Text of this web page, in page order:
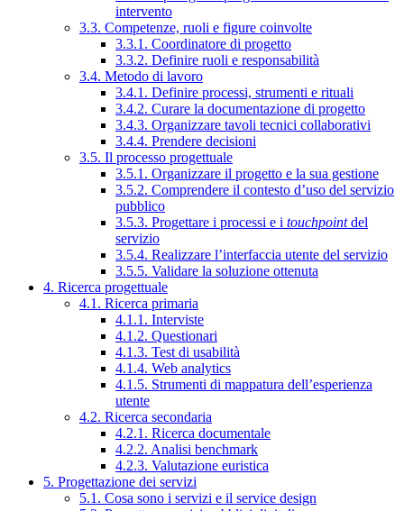
intervento
3.3. Competenze, ruoli e figure coinvolte
3.3.1. Coordinatore di progetto
3.3.2. Definire ruoli e responsabilità
3.4. Metodo di lavoro
3.4.1. Definire processi, strumenti e rituali
3.4.2. Curare la documentazione di progetto
3.4.3. Organizzare tavoli tecnici collaborativi
3.4.4. Prendere decisioni
3.5. Il processo progettuale
3.5.1. Organizzare il progetto e la sua gestione
3.5.2. Comprendere il contesto d’uso del servizio
pubblico
3.5.3. Progettare i processi e i touchpointdel
servizio
3.5.4. Realizzare l’interfaccia utente del servizio
3.5.5. Validare la soluzione ottenuta
4. Ricerca progettuale
4.1. Ricerca primaria
4.1.1. Interviste
4.1.2. Questionari
4.1.3. Test di usabilità
4.1.4. Web analytics
4.1.5. Strumenti di mappatura dell’esperienza
utente
4.2. Ricerca secondaria
4.2.1. Ricerca documentale
4.2.2. Analisi benchmark
4.2.3. Valutazione euristica
5. Progettazione dei servizi
5.1. Cosa sono i servizi e il service design